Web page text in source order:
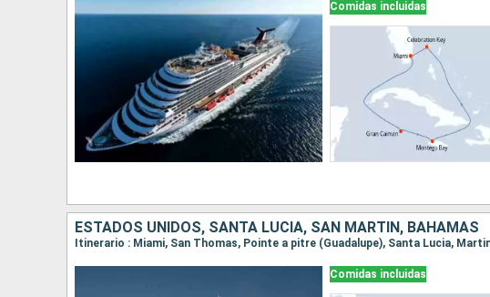
Comidas incluidas
ESTADOS UNIDOS, SANTA LUCIA, SAN MARTÍN, BAHAMAS
Comidas incluidas